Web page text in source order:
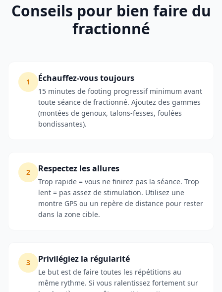
Conseils pour bien faire du
fractionné
1 Échauffez-vous toujours
15 minutes de footing progressif minimum avant
toute séance de fractionné. Ajoutez des gammes
(montées de genoux, talons-fesses, foulées
bondissantes).
2 Respectez les allures
Trop rapide = vous ne finirez pas la séance. Trop
lent = pas assez de stimulation. Utilisez une
montre GPS ou un repère de distance pour rester
dans la zone cible.
3 Privilégiez la régularité
Le but est de faire toutes les répétitions au
même rythme. Si vous ralentissez fortement sur